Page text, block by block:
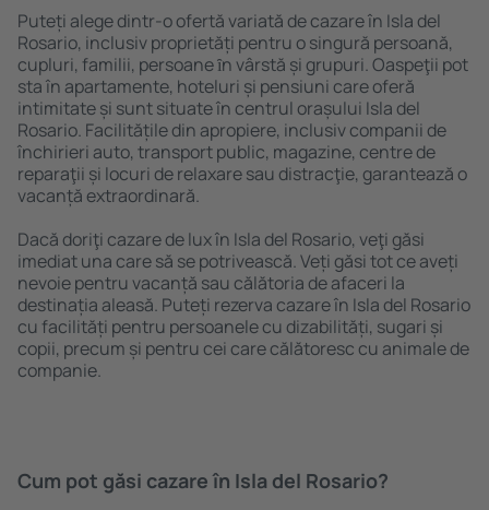
Puteți alege dintr-o ofertă variată de cazare în Isla del
Rosario, inclusiv proprietăți pentru o singură persoană,
cupluri, familii, persoane ȋn vârstă și grupuri. Oaspeţii pot
sta în apartamente, hoteluri și pensiuni care oferă
intimitate și sunt situate în centrul orașului Isla del
Rosario. Facilitățile din apropiere, inclusiv companii de
închirieri auto, transport public, magazine, centre de
reparaţii și locuri de relaxare sau distracţie, garantează o
vacanță extraordinară.
Dacă doriţi cazare de lux în Isla del Rosario, veţi găsi
imediat una care să se potrivească. Veți găsi tot ce aveți
nevoie pentru vacanță sau călătoria de afaceri la
destinația aleasă. Puteți rezerva cazare în Isla del Rosario
cu facilități pentru persoanele cu dizabilități, sugari și
copii, precum și pentru cei care călătoresc cu animale de
companie.
Cum pot găsi cazare în Isla del Rosario?